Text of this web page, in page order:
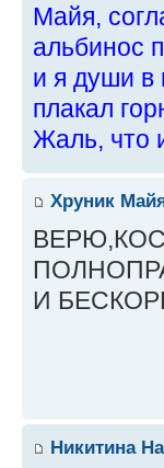
Майя,
альбинос
и я души в
плакал
Жаль, что
Хруник
И
Никитина